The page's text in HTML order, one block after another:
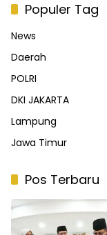
Populer Tag
News
Daerah
POLRI
DKI JAKARTA
Lampung
Jawa Timur
Pos Terbaru